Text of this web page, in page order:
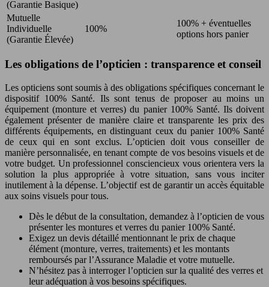
(Garantie Basique)
Mutuelle
Individuelle
(Garantie Élevée)
100%
100% + éventuelles
options hors panier
Les obligations de l’opticien : transparence et conseil
Les opticiens sont soumis à des obligations spécifiques concernant le
dispositif 100% Santé. Ils sont tenus de proposer au moins un
équipement (monture et verres) du panier 100% Santé. Ils doivent
également présenter de manière claire et transparente les prix des
différents équipements, en distinguant ceux du panier 100% Santé
de ceux qui en sont exclus. L’opticien doit vous conseiller de
manière personnalisée, en tenant compte de vos besoins visuels et de
votre budget. Un professionnel consciencieux vous orientera vers la
solution la plus appropriée à votre situation, sans vous inciter
inutilement à la dépense. L’objectif est de garantir un accès équitable
aux soins visuels pour tous.
Dès le début de la consultation, demandez à l’opticien de vous
présenter les montures et verres du panier 100% Santé.
Exigez un devis détaillé mentionnant le prix de chaque
élément (monture, verres, traitements) et les montants
remboursés par l’Assurance Maladie et votre mutuelle.
N’hésitez pas à interroger l’opticien sur la qualité des verres et
leur adéquation à vos besoins spécifiques.